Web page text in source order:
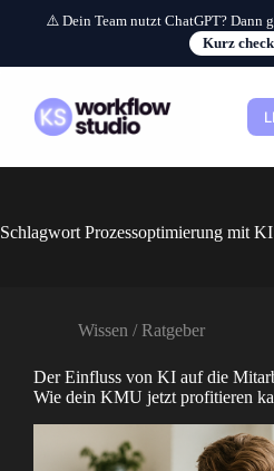
⚠️ Dein Team nutzt ChatGPT? Dann
Kurz
springen
Schlagwort Prozessoptimierung mit KI
Wissen / Ratgeber
Der Einfluss von KI auf die
Wie dein KMU jetzt profitieren